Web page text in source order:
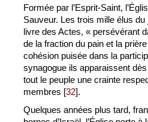
Formée par l’Esprit-Saint,
Sauveur. Les trois mille élus
livre des Actes, « persévérant
de la fraction du pain et la
cohésion puisée dans la
synagogue ils apparaissent
tout le peuple une crainte
membres [32].
Quelques années plus tard,